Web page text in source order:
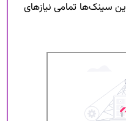
سینک‌ها تمامی نیازهای